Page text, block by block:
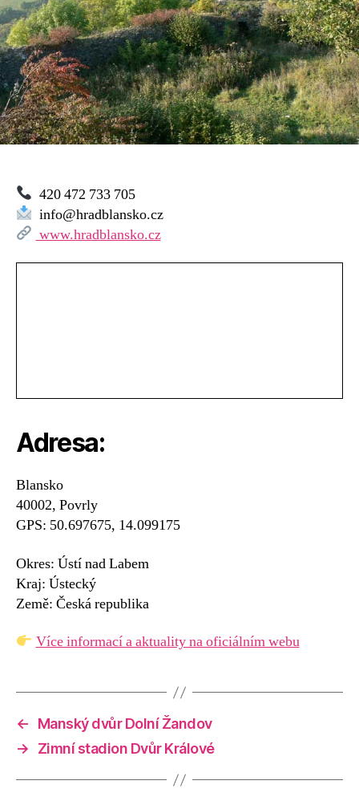
420 472 733 705
info@hradblansko.cz
www.hradblansko.cz
Adresa:
Blansko
40002, Povrly
GPS: 50.697675, 14.099175
Okres: Ústí nad Labem
Kraj: Ústecký
Země: Česká republika
Více informací a aktuality na oficiálním webu
←
Manský dvůr Dolní Žandov
→
Zimní stadion Dvůr Králové